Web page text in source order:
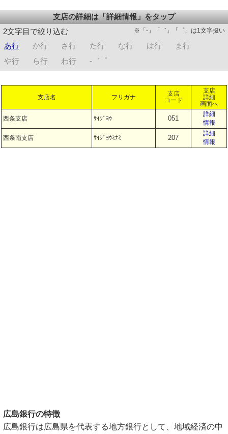
支店の詳細は「詳細情報」をタップ
2文字目で絞り込む
※「-」「゛」「゜」は1文字扱い
あ行 か行 さ行 た行 な行 は行
ま行
や行
ら行 わ行 -゛゜
支店名 フリガナ
支店
コード
支店
詳細
画面へ
西条支店 ｻｲｼﾞﾖｳ 051
詳細
情報
西条南支店 ｻｲｼﾞﾖｳﾐﾅﾐ 207
詳細
情報
広島銀行の特徴
広島銀行は広島県を代表する地方銀行として、地域経済の中